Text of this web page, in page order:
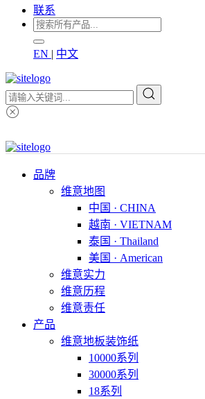
联系
EN | 中文
品牌
维意地图
中国 · CHINA
越南 · VIETNAM
泰国 · Thailand
美国 · American
维意实力
维意历程
维意责任
产品
维意地板装饰纸
10000系列
30000系列
18系列